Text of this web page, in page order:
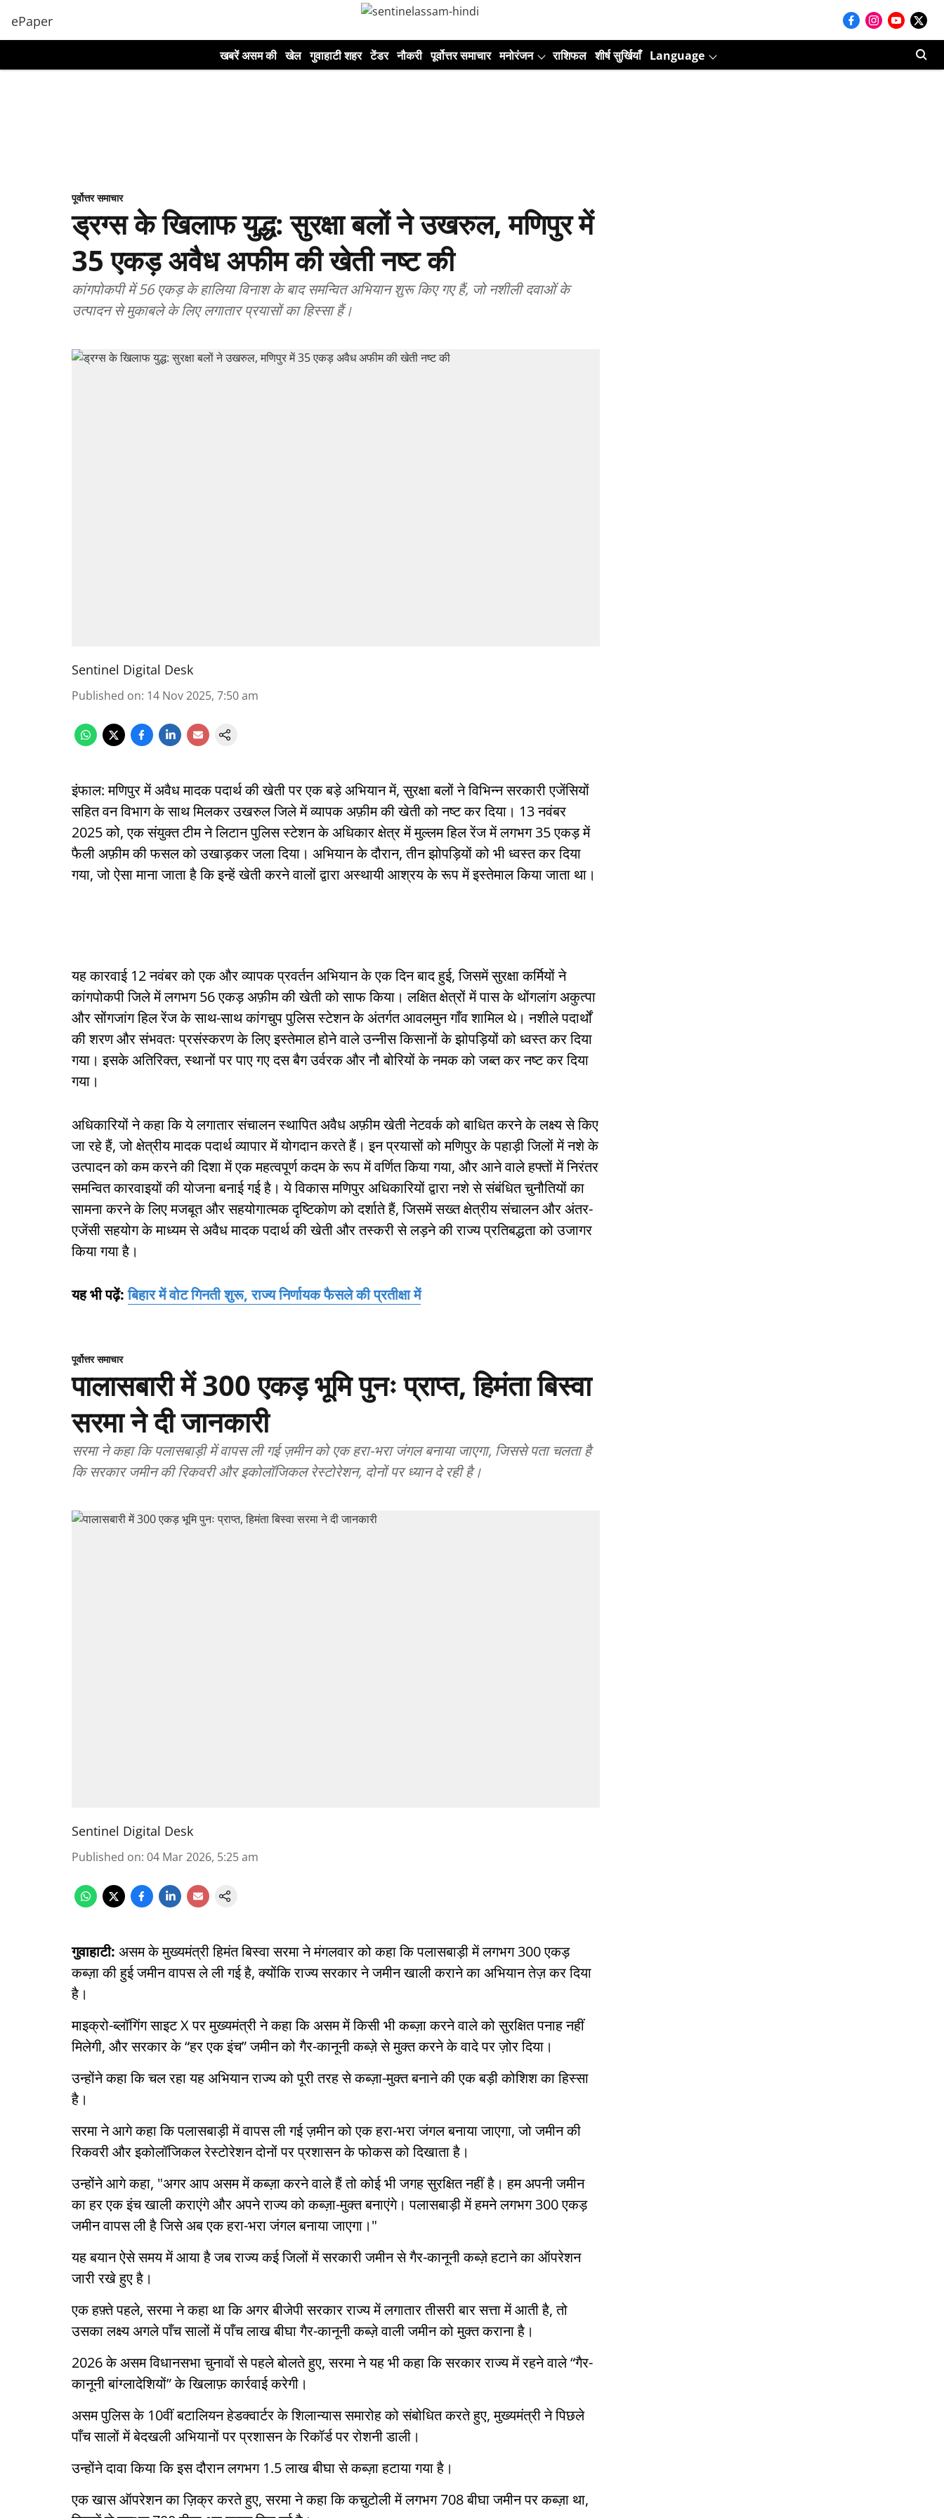
ePaper
खबरें असम की खेल गुवाहाटी शहर टेंडर नौकरी पूर्वोत्तर समाचार मनोरंजन राशिफल शीर्ष सुर्खियाँ Language
पूर्वोत्तर समाचार
ड्रग्स के खिलाफ युद्ध: सुरक्षा बलों ने उखरुल, मणिपुर में
35 एकड़ अवैध अफीम की खेती नष्ट की
कांगपोकपी में 56 एकड़ के हालिया विनाश के बाद समन्वित अभियान शुरू किए गए हैं, जो नशीली दवाओं के
उत्पादन से मुकाबले के लिए लगातार प्रयासों का हिस्सा हैं।
Sentinel Digital Desk
Published on: 14 Nov 2025, 7:50 am
इंफाल: मणिपुर में अवैध मादक पदार्थ की खेती पर एक बड़े अभियान में, सुरक्षा बलों ने विभिन्न सरकारी एजेंसियों
सहित वन विभाग के साथ मिलकर उखरुल जिले में व्यापक अफ़ीम की खेती को नष्ट कर दिया। 13 नवंबर
2025 को, एक संयुक्त टीम ने लिटान पुलिस स्टेशन के अधिकार क्षेत्र में मुल्लम हिल रेंज में लगभग 35 एकड़ में
फैली अफ़ीम की फसल को उखाड़कर जला दिया। अभियान के दौरान, तीन झोपड़ियों को भी ध्वस्त कर दिया
गया, जो ऐसा माना जाता है कि इन्हें खेती करने वालों द्वारा अस्थायी आश्रय के रूप में इस्तेमाल किया जाता था।
यह कारवाई 12 नवंबर को एक और व्यापक प्रवर्तन अभियान के एक दिन बाद हुई, जिसमें सुरक्षा कर्मियों ने
कांगपोकपी जिले में लगभग 56 एकड़ अफ़ीम की खेती को साफ किया। लक्षित क्षेत्रों में पास के थोंगलांग अकुत्पा
और सोंगजांग हिल रेंजके साथ-साथ कांगचुप पुलिस स्टेशन के अंतर्गत आवलमुन गाँव शामिल थे। नशीले पदार्थों
की शरण और संभवतः प्रसंस्करण के लिए इस्तेमाल होने वाले उन्नीस किसानों के झोपड़ियों को ध्वस्त कर दिया
गया। इसके अतिरिक्त, स्थानों पर पाए गए दस बैग उर्वरक और नौ बोरियों के नमक को जब्त कर नष्ट कर दिया
गया।
अधिकारियों ने कहा कि ये लगातार संचालन स्थापित अवैध अफ़ीम खेती नेटवर्क को बाधित करने के लक्ष्य से किए
जा रहे हैं, जो क्षेत्रीय मादक पदार्थ व्यापार में योगदान करते हैं। इन प्रयासों को मणिपुर के पहाड़ी जिलों में नशे के
उत्पादन को कम करने की दिशा में एक महत्वपूर्ण कदम के रूप में वर्णित किया गया, और आने वाले हफ्तों में निरंतर
समन्वित कारवाइयों की योजना बनाई गई है। ये विकास मणिपुर अधिकारियों द्वारा नशे से संबंधित चुनौतियों का
सामना करने के लिए मजबूत और सहयोगात्मक दृष्टिकोण को दर्शाते हैं, जिसमें सख्त क्षेत्रीय संचालन और अंतर-
एजेंसी सहयोग के माध्यम से अवैध मादक पदार्थ की खेती और तस्करी से लड़ने की राज्य प्रतिबद्धता को उजागर
किया गया है।
यह भी पढ़ें:बिहार में वोट गिनती शुरू, राज्य निर्णायक फैसले की प्रतीक्षा में
पूर्वोत्तर समाचार
पालासबारी में 300 एकड़ भूमि पुनः प्राप्त, हिमंता बिस्वा
सरमा ने दी जानकारी
सरमा ने कहा कि पलासबाड़ी में वापस ली गई ज़मीन को एक हरा-भरा जंगल बनाया जाएगा, जिससे पता चलता है
कि सरकार जमीन की रिकवरी और इकोलॉजिकल रेस्टोरेशन, दोनों पर ध्यान दे रही है।
Sentinel Digital Desk
Published on: 04 Mar 2026, 5:25 am
गुवाहाटी: असम के मुख्यमंत्री हिमंत बिस्वा सरमा ने मंगलवार को कहा कि पलासबाड़ी में लगभग 300 एकड़
कब्ज़ा की हुई जमीन वापस ले ली गई है, क्योंकि राज्य सरकार ने जमीन खाली कराने का अभियान तेज़ कर दिया
है।
माइक्रो-ब्लॉगिंग साइट X पर मुख्यमंत्री ने कहा कि असम में किसी भी कब्ज़ा करने वाले को सुरक्षित पनाह नहीं
मिलेगी, और सरकार के “हर एक इंच” जमीन को गैर-कानूनी कब्ज़े से मुक्त करने के वादे पर ज़ोर दिया।
उन्होंने कहा कि चल रहा यह अभियान राज्य को पूरी तरह से कब्ज़ा-मुक्त बनाने की एक बड़ी कोशिश का हिस्सा
है।
सरमा ने आगे कहा कि पलासबाड़ी में वापस ली गई ज़मीन को एक हरा-भरा जंगल बनाया जाएगा, जो जमीन की
रिकवरी और इकोलॉजिकल रेस्टोरेशन दोनों पर प्रशासन के फोकस को दिखाता है।
उन्होंने आगे कहा, "अगर आप असम में कब्ज़ा करने वाले हैं तो कोई भी जगह सुरक्षित नहीं है। हम अपनी जमीन
का हर एक इंच खाली कराएंगे और अपने राज्य को कब्ज़ा-मुक्त बनाएंगे। पलासबाड़ी में हमने लगभग 300 एकड़
जमीन वापस ली है जिसे अब एक हरा-भरा जंगल बनाया जाएगा।"
यह बयान ऐसे समय में आया है जब राज्य कई जिलों में सरकारी जमीन से गैर-कानूनी कब्ज़े हटाने का ऑपरेशन
जारी रखे हुए है।
एक हफ़्ते पहले, सरमा ने कहा था कि अगर बीजेपी सरकार राज्य में लगातार तीसरी बार सत्ता में आती है, तो
उसका लक्ष्य अगले पाँच सालों में पाँच लाख बीघा गैर-कानूनी कब्ज़े वाली जमीन को मुक्त कराना है।
2026 के असम विधानसभा चुनावों से पहले बोलते हुए, सरमा ने यह भी कहा कि सरकार राज्य में रहने वाले “गैर-
कानूनी बांग्लादेशियों” के खिलाफ़ कार्रवाई करेगी।
असम पुलिस के 10वीं बटालियन हेडक्वार्टर के शिलान्यास समारोह को संबोधित करते हुए, मुख्यमंत्री ने पिछले
पाँच सालों में बेदखली अभियानों पर प्रशासन के रिकॉर्ड पर रोशनी डाली।
उन्होंने दावा किया कि इस दौरान लगभग 1.5 लाख बीघा से कब्ज़ा हटाया गया है।
एक खास ऑपरेशन का ज़िक्र करते हुए, सरमा ने कहा कि कचुटोली में लगभग 708 बीघा जमीन पर कब्ज़ा था,